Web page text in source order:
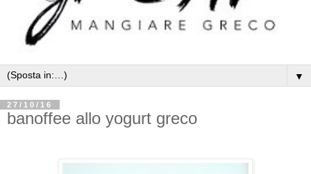
▼
27/10/16
banoffee allo yogurt greco